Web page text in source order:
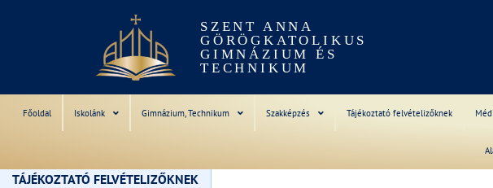
SZENT ANNA
GÖRÖGKATOLIKUS
GIMNÁZIUM ÉS
TECHNIKUM
Főoldal Iskolánk Gimnázium, Technikum Szakképzés Tájékoztató felvételizőknek
TÁJÉKOZTATÓ FELVÉTELIZŐKNEK